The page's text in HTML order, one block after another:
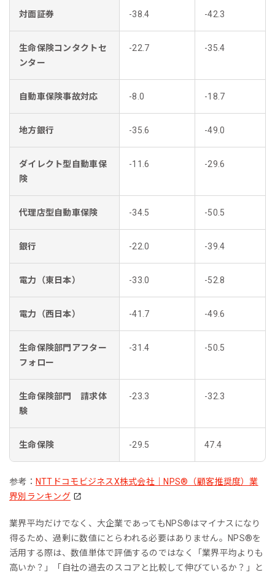
対面証券 -38.4 -42.3
生命保険コンタクトセ
ンター
-22.7 -35.4
自動車保険事故対応 -8.0 -18.7
地方銀行 -35.6 -49.0
ダイレクト型自動車保
険
-11.6 -29.6
代理店型自動車保険 -34.5 -50.5
銀行 -22.0 -39.4
電力（東日本） -33.0 -52.8
電力（西日本） -41.7 -49.6
生命保険部門アフター
フォロー
-31.4 -50.5
生命保険部門 請求体
験
-23.3 -32.3
生命保険 -29.5 47.4
参考： NTTドコモビジネスX株式会社｜NPS®（顧客推奨度）業
界別ランキング
業界平均だけでなく、大企業であってもNPS®︎はマイナスになり
得るため、過剰に数値にとらわれる必要はありません。NPS®︎を
活用する際は、数値単体で評価するのではなく「業界平均よりも
高いか？」「自社の過去のスコアと比較して伸びているか？」と